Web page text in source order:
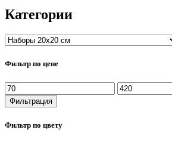
Категории
Фильтр по цене
Минимальная
цена
Максимальная
цена
Фильтрация
Фильтр по цвету